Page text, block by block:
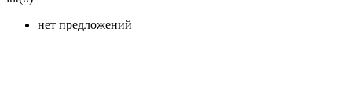
нет предложений